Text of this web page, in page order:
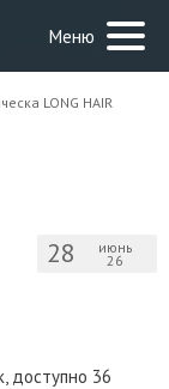
Меню
LONG HAIR
28 июнь
26
доступно 36